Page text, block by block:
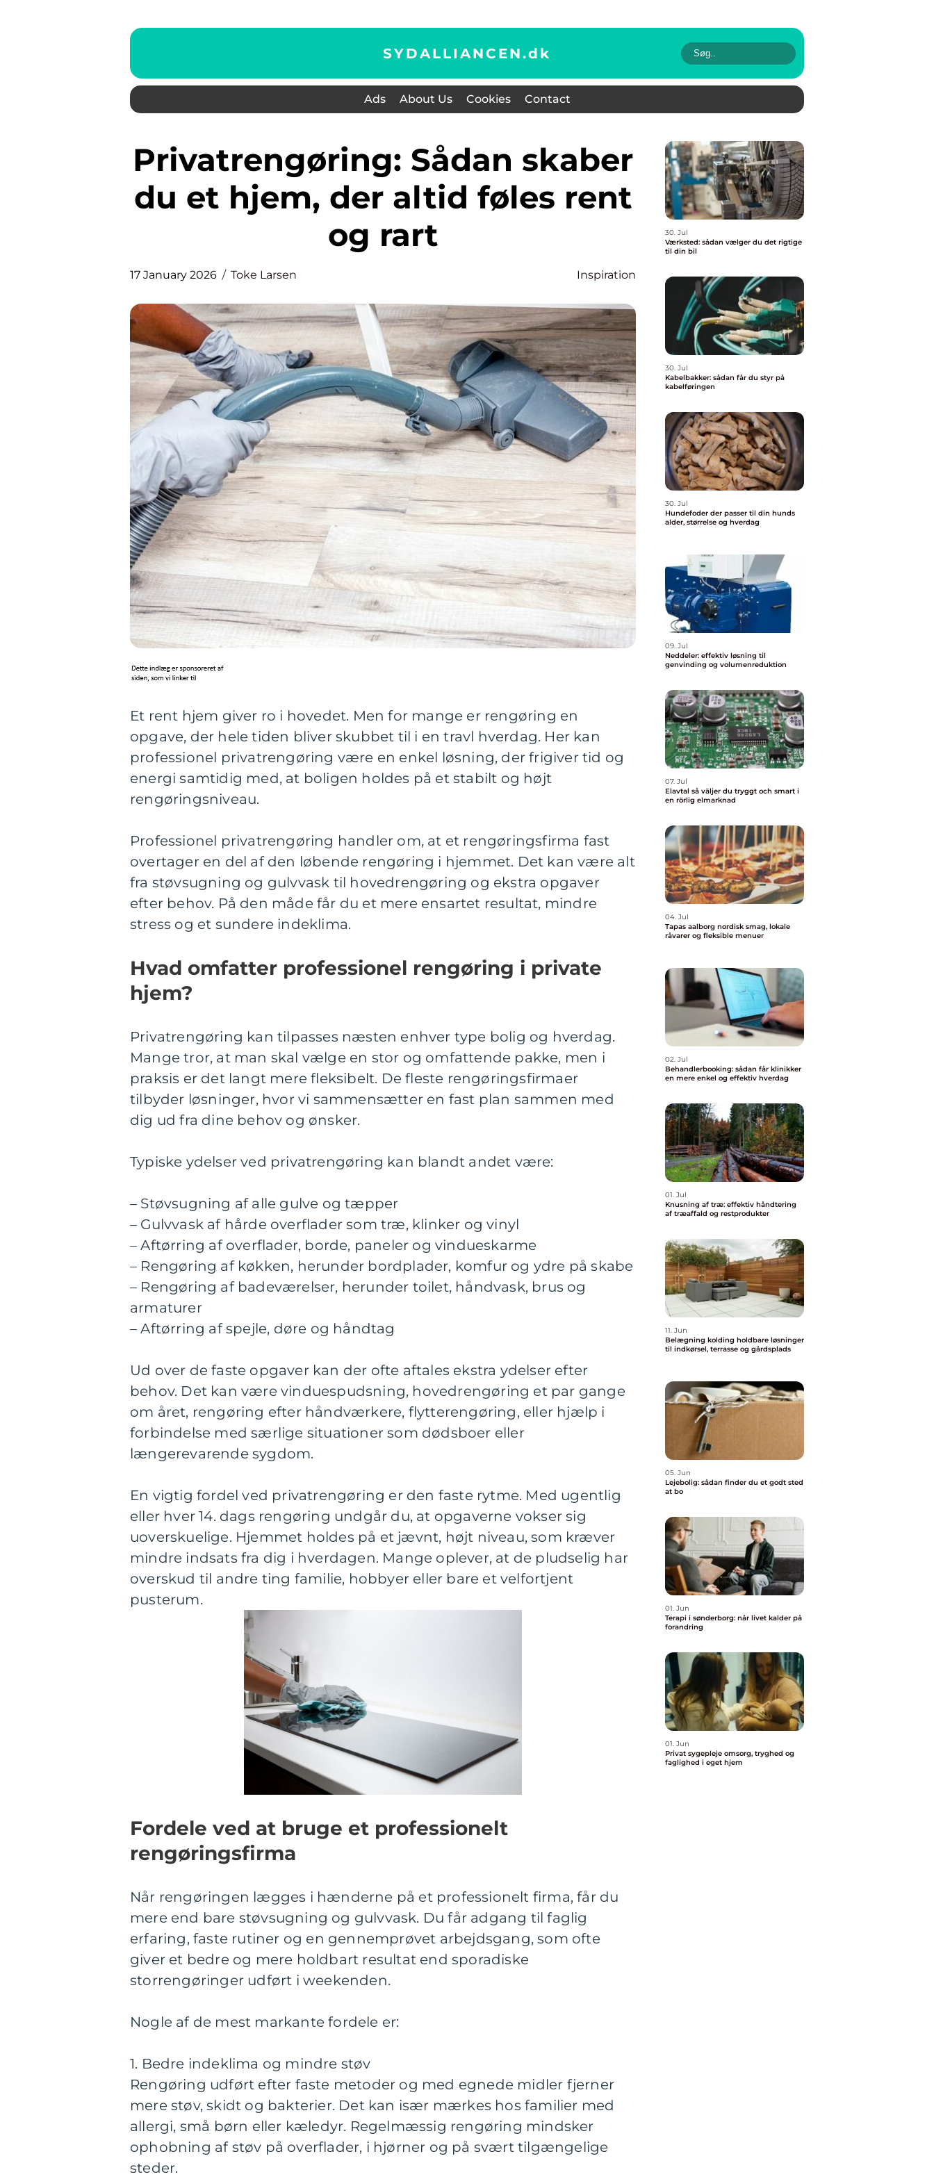
SYDALLIANCEN.dk
Ads About Us Cookies Contact
Privatrengøring: Sådan skaber
du et hjem, der altid føles rent
og rart
17 January 2026 Toke Larsen Inspiration
Et rent hjem giver ro i hovedet. Men for mange er rengøring en
opgave, der hele tiden bliver skubbet til i en travl hverdag. Her kan
professionel privatrengøring være en enkel løsning, der frigiver tid og
energi samtidig med, at boligen holdes på et stabilt og højt
rengøringsniveau.
Professionel privatrengøring handler om, at et rengøringsfirma fast
overtager en del af den løbende rengøring i hjemmet. Det kan være alt
fra støvsugning og gulvvask til hovedrengøring og ekstra opgaver
efter behov. På den måde får du et mere ensartet resultat, mindre
stress og et sundere indeklima.
Hvad omfatter professionel rengøring i private
hjem?
Privatrengøring kan tilpasses næsten enhver type bolig og hverdag.
Mange tror, at man skal vælge en stor og omfattende pakke, men i
praksis er det langt mere fleksibelt. De fleste rengøringsfirmaer
tilbyder løsninger, hvor vi sammensætter en fast plan sammen med
dig ud fra dine behov og ønsker.
Typiske ydelser ved privatrengøring kan blandt andet være:
– Støvsugning af alle gulve og tæpper
– Gulvvask af hårde overflader som træ, klinker og vinyl
– Aftørring af overflader, borde, paneler og vindueskarme
– Rengøring af køkken, herunder bordplader, komfur og ydre på skabe
– Rengøring af badeværelser, herunder toilet, håndvask, brus og
armaturer
– Aftørring af spejle, døre og håndtag
Ud over de faste opgaver kan der ofte aftales ekstra ydelser efter
behov. Det kan være vinduespudsning, hovedrengøring et par gange
om året, rengøring efter håndværkere, flytterengøring, eller hjælp i
forbindelse med særlige situationer som dødsboer eller
længerevarende sygdom.
En vigtig fordel ved privatrengøring er den faste rytme. Med ugentlig
eller hver 14. dags rengøring undgår du, at opgaverne vokser sig
uoverskuelige. Hjemmet holdes på et jævnt, højt niveau, som kræver
mindre indsats fra dig i hverdagen. Mange oplever, at de pludselig har
overskud til andre ting familie, hobbyer eller bare et velfortjent
pusterum.
Fordele ved at bruge et professionelt
rengøringsfirma
Når rengøringen lægges i hænderne på et professionelt firma, får du
mere end bare støvsugning og gulvvask. Du får adgang til faglig
erfaring, faste rutiner og en gennemprøvet arbejdsgang, som ofte
giver et bedre og mere holdbart resultat end sporadiske
storrengøringer udført i weekenden.
Nogle af de mest markante fordele er:
1. Bedre indeklima og mindre støv
Rengøring udført efter faste metoder og med egnede midler fjerner
mere støv, skidt og bakterier. Det kan især mærkes hos familier med
allergi, små børn eller kæledyr. Regelmæssig rengøring mindsker
ophobning af støv på overflader, i hjørner og på svært tilgængelige
steder.
30. Jul
Værksted: sådan vælger du det rigtige
til din bil
30. Jul
Kabelbakker: sådan får du styr på
kabelføringen
30. Jul
Hundefoder der passer til din hunds
alder, størrelse og hverdag
09. Jul
Neddeler: effektiv løsning til
genvinding og volumenreduktion
07. Jul
Elavtal så väljer du tryggt och smart i
en rörlig elmarknad
04. Jul
Tapas aalborg nordisk smag, lokale
råvarer og fleksible menuer
02. Jul
Behandlerbooking: sådan får klinikker
en mere enkel og effektiv hverdag
01. Jul
Knusning af træ: effektiv håndtering
af træaffald og restprodukter
11. Jun
Belægning kolding holdbare løsninger
til indkørsel, terrasse og gårdsplads
05. Jun
Lejebolig: sådan finder du et godt sted
at bo
01. Jun
Terapi i sønderborg: når livet kalder på
forandring
01. Jun
Privat sygepleje omsorg, tryghed og
faglighed i eget hjem